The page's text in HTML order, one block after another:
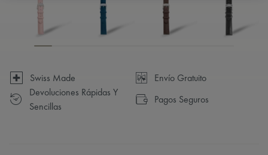
Swiss Made
Envío Gratuito
Devoluciones Rápidas Y
Sencillas
Pagos Seguros